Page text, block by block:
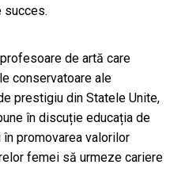
succes.
de artă care
conservatoare ale
prestigiu din Statele Unite,
în discuție educația de
promovarea valorilor
femei să urmeze cariere